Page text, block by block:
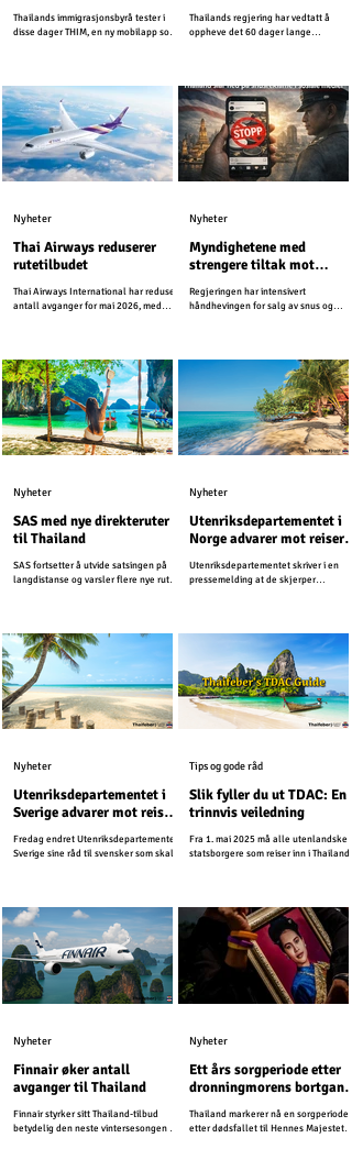
Thailands immigrasjonsbyrå tester i
disse dager THIM, en ny mobilapp som
Thailands regjering har vedtatt å
oppheve det 60 dager lange
Thai Airways reduserer
rutetilbudet
Thai Airways International har redusert
antall avganger for mai 2026, med
Nyheter
Myndighetene med
strengere tiltak mot
medier
Regjeringen har intensivert
håndhevingen for salg av snus og
Nyheter
SAS med nye direkteruter
til Thailand
SAS fortsetter å utvide satsingen på
langdistanse og varsler flere nye ruter i
Nyheter
Utenriksdepartementet i
Norge advarer mot reiser
til ferieøyer i Thailand
Utenriksdepartementet skriver i en
pressemelding at de skjerper
hver side av grensen mellom Thailand
og Kambodsja. Den forrige
reiseadvarselen gjaldt for 20 kilometer
fra grensen.
Nyheter
Utenriksdepartementet i
Sverige advarer mot reiser
til ferieøyer i Thailand
Fredag endret Utenriksdepartementet i
Sverige sine råd til svensker som skal
Nyheter
Slik fyller du ut TDAC: En
trinnvis veiledning
Fra 1. mai 2025 må alle utenlandske
statsborgere som reiser inn i Thailand
papirskjemaet TM6 og forenkler
immigrasjonsprosessen.
Tips og gode råd
Finnair øker antall
avganger til Thailand
Finnair styrker sitt Thailand-tilbud
betydelig den neste vintersesongen og
Nyheter
Ett års sorgperiode etter
dronningmorens bortgang
som normalt
Thailand markerer nå en sorgperiode
etter dødsfallet til Hennes Majestet
Nyheter